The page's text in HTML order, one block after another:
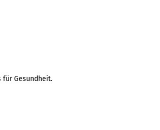
für Gesundheit.